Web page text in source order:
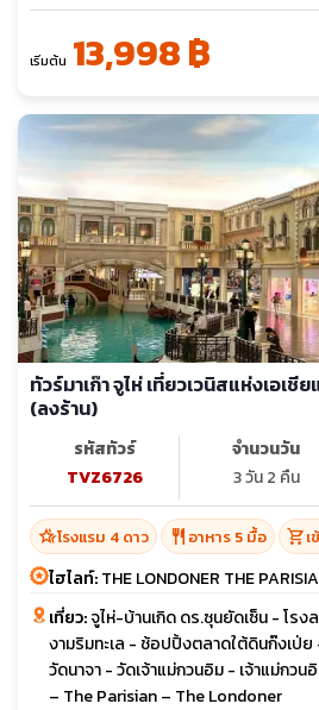
เริ่มต้น 13,998 ฿
ทัวร์มาเก๊า จูไห่ เที่ยวเวนิสแห่งเอเชี
(ลงร้าน)
รหัสทัวร์
TVZ6726
จำนวนวัน
3 วัน 2 คืน
hotel_classโรงแรม 4 ดาว restaurant อาหาร 5 มื้อ shopping_cart
ไฮไลท์:THE LONDONER THE
เที่ยว:จูไห่-บ้านเกิด ดร.ซุนยัดเซ็น - โรง
งามริมทะเล - ช้อปปิ้งตลาดใต้ดินก๊งเป่
วัดนาจา - วัดเจ้าแม่กวนอิม - เจ้าแม่กว
– The Parisian – The Londoner